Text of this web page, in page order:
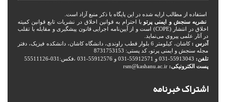
استفاده از مطالب ارایه شده در این پایگاه با ذکر منبع آزاد است.
نشریه سنجش و ایمنی پرتو با احترام به قوانین اخلاق در نشریات تابع قوانین کمیته
اخلاق در انتشار (COPE) است و از آیین‌نامه اجرایی قانون پیشگیری و مقابله با تقلب
در آثار علمی پیروی می‌نماید.
آدرس :
کاشان، کیلومتر 6 بلوار قطب راوندی، دانشگاه کاشان، دانشکده فیزیک، دفتر
مجله سنجش و ایمنی پرتو، کد پستی: 8731753153
تلفن:
پست الکترونیکی: rsm@kashanu.ac.ir
اشتراک خبرنامه